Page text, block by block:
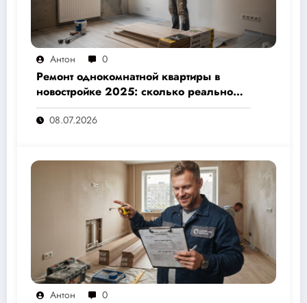
Антон 0
Ремонт однокомнатной квартиры в
новостройке 2025: сколько реально
стоит и как не переплатить — полный
расчёт от 500 000 рублей
08.07.2026
Антон 0